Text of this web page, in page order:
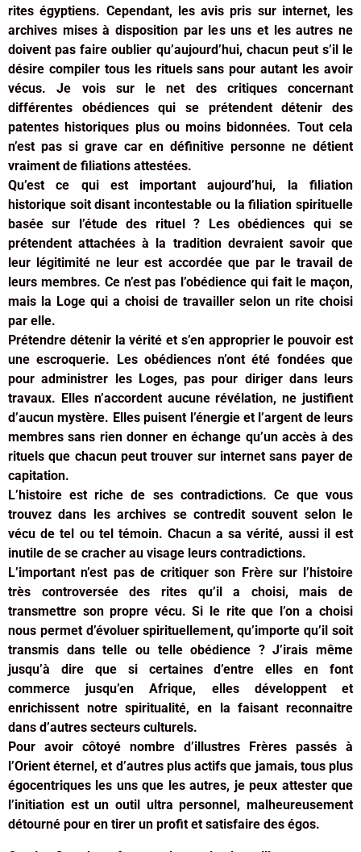
rites égyptiens. Cependant, les avis pris sur internet, les
archives mises à disposition par les uns et les autres ne
doivent pas faire oublier qu’aujourd’hui, chacun peut s’il le
désire compiler tous les rituels sans pour autant les avoir
vécus. Je vois sur le net des critiques concernant
différentes obédiences qui se prétendent détenir des
patentes historiques plus ou moins bidonnées. Tout cela
n’est pas si grave car en définitive personne ne détient
vraiment de filiations attestées.
Qu’est ce qui est important aujourd’hui, la filiation
historique soit disant incontestable ou la filiation spirituelle
basée sur l’étude des rituel ? Les obédiences qui se
prétendent attachées à la tradition devraient savoir que
leur légitimité ne leur est accordée que par le travail de
leurs membres. Ce n’est pas l’obédience qui fait le maçon,
mais la Loge qui a choisi de travailler selon un rite choisi
par elle.
Prétendre détenir la vérité et s’en approprier le pouvoir est
une escroquerie. Les obédiences n’ont été fondées que
pour administrer les Loges, pas pour diriger dans leurs
travaux. Elles n’accordent aucune révélation, ne justifient
d’aucun mystère. Elles puisent l’énergie et l’argent de leurs
membres sans rien donner en échange qu’un accès à des
rituels que chacun peut trouver sur internet sans payer de
capitation.
L’histoire est riche de ses contradictions. Ce que vous
trouvez dans les archives se contredit souvent selon le
vécu de tel ou tel témoin. Chacun a sa vérité, aussi il est
inutile de se cracher au visage leurs contradictions.
L’important n’est pas de critiquer son Frère sur l’histoire
très controversée des rites qu’il a choisi, mais de
transmettre son propre vécu. Si le rite que l’on a choisi
nous permet d’évoluer spirituellement, qu’importe qu’il soit
transmis dans telle ou telle obédience ? J’irais même
jusqu’à dire que si certaines d’entre elles en font
commerce jusqu’en Afrique, elles développent et
enrichissent notre spiritualité, en la faisant reconnaitre
dans d’autres secteurs culturels.
Pour avoir côtoyé nombre d’illustres Frères passés à
l’Orient éternel, et d’autres plus actifs que jamais, tous plus
égocentriques les uns que les autres, je peux attester que
l’initiation est un outil ultra personnel, malheureusement
détourné pour en tirer un profit et satisfaire des égos.